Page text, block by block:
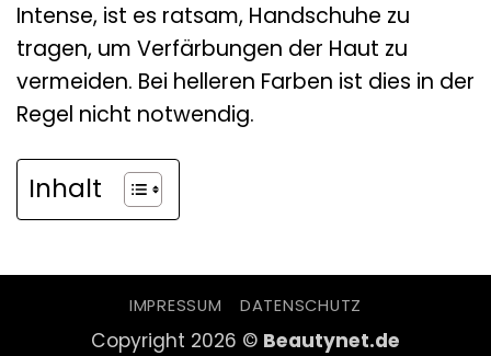
Intense, ist es ratsam, Handschuhe zu
tragen, um Verfärbungen der Haut zu
vermeiden. Bei helleren Farben ist dies in der
Regel nicht notwendig.
Inhalt
IMPRESSUM DATENSCHUTZ
Copyright 2026 © Beautynet.de